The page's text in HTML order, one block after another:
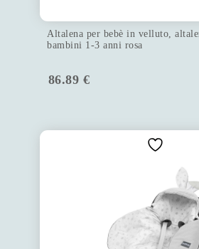
Altalena per bebè in velluto,
bambini 1-3 anni rosa
86.89 €